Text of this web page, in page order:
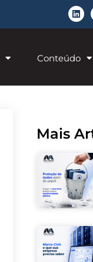
Conteúdo
Mais